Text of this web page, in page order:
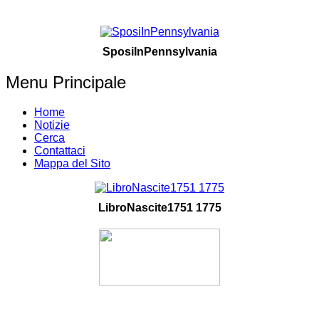
SposiInPennsylvania
Menu Principale
Home
Notizie
Cerca
Contattaci
Mappa del Sito
LibroNascite1751 1775